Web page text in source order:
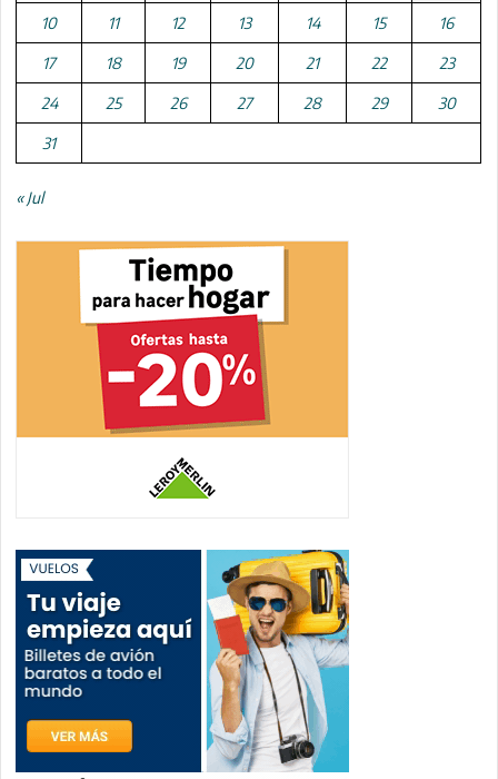
10 11 12 13 14 15 16
17 18 19 20 21 22 23
24 25 26 27 28 29 30
31
« Jul